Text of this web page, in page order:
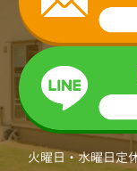
火曜日・水曜日定